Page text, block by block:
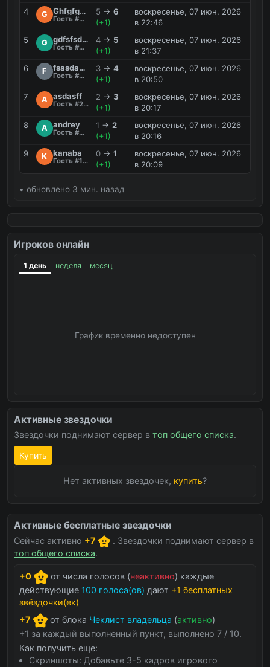
4
G Ghfgfghgf_3
Гость #T0MW
5 → 6
(+1)
воскресенье, 07 июн. 2026
в 22:46
5
G gdfsfsdefs
Гость #R0HX
4→ 5
(+1)
воскресенье, 07 июн. 2026
в 21:37
6
F fsasdasffhj
Гость #0KAH
3→ 4
(+1)
воскресенье, 07 июн. 2026
в 20:50
7
A asdasff
Гость #2QCK
2 → 3
(+1)
воскресенье, 07 июн. 2026
в 20:17
8
A andrey
Гость #KX9R
1 → 2
(+1)
воскресенье, 07 июн. 2026
в 20:16
9
K kanaba
Гость #1UO8
0→ 1
(+1)
воскресенье, 07 июн. 2026
в 20:09
• обновлено 3 мин. назад
Игроков онлайн
1 день неделя месяц
График временно недоступен
Активные звездочки
Звездочки поднимают сервер в топ общего списка.
Купить
Нет активных звездочек, купить?
Активные бесплатные звездочки
Сейчас активно +7
. Звездочки поднимают сервер в
топ общего списка.
+0 от числа голосов (неактивно) каждые
действующие 100 голоса(ов) дают +1 бесплатных
звёздочки(ек)
+7
от блока Чеклист владельца (активно)
+1 за каждый выполненный пункт, выполнено 7 / 10.
Как получить еще:
Скриншоты: Добавьте 3-5 кадров игрового